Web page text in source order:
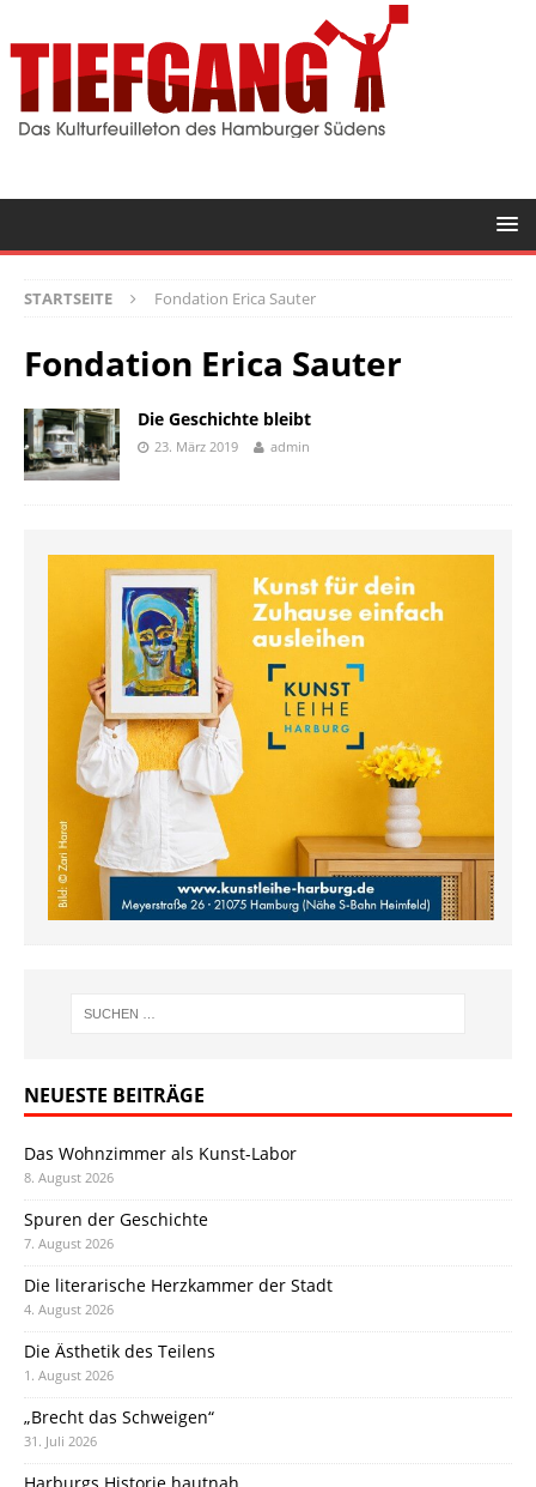
STARTSEITE Fondation Erica Sauter
Fondation Erica Sauter
Die Geschichte bleibt
23. März 2019 admin
NEUESTE BEITRÄGE
Das Wohnzimmer als Kunst-Labor
8. August 2026
Spuren der Geschichte
7. August 2026
Die literarische Herzkammer der Stadt
4. August 2026
Die Ästhetik des Teilens
1. August 2026
„Brecht das Schweigen“
31. Juli 2026
Harburgs Historie hautnah